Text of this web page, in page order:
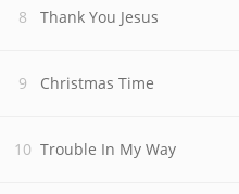
Thank You Jesus
Christmas Time
Trouble In My Way